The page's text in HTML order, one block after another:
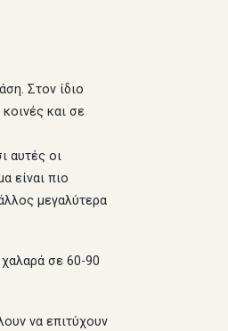
Στον ίδιο
και σε
αυτές οι
είναι πιο
μεγαλύτερα
χαλαρά σε 60-90
να επιτύχουν